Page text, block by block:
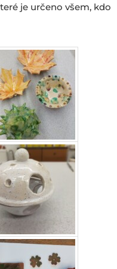
je určeno všem, kdo